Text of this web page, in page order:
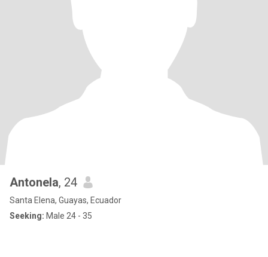
Antonela, 24
Santa Elena, Guayas, Ecuador
Seeking: Male 24 - 35